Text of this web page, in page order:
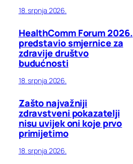
18. srpnja 2026.
HealthComm Forum 2026.
predstavio smjernice za
zdravije društvo
budućnosti
18. srpnja 2026.
Zašto najvažniji
zdravstveni pokazatelji
nisu uvijek oni koje prvo
primijetimo
18. srpnja 2026.